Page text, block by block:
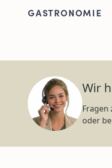
GASTRONOMIE
Wir
Fragen
oder